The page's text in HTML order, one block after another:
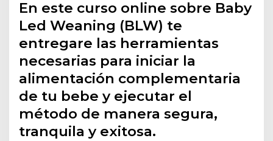
En este curso online sobre Baby
Led Weaning (BLW) te
entregare las herramientas
necesarias para iniciar la
alimentación complementaria
de tu bebe y ejecutar el
método de manera segura,
tranquila y exitosa.